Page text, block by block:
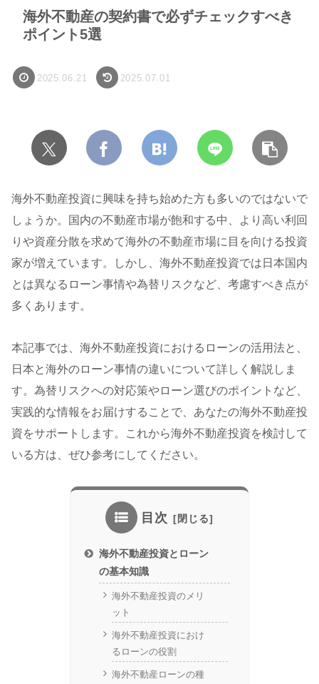
海外不動産の契約書で必ずチェックすべき
ポイント5選
2025.06.21 2025.07.01
海外不動産投資に興味を持ち始めた方も多いのではないで
しょうか。国内の不動産市場が飽和する中、より高い利回
りや資産分散を求めて海外の不動産市場に目を向ける投資
家が増えています。しかし、海外不動産投資では日本国内
とは異なるローン事情や為替リスクなど、考慮すべき点が
多くあります。
本記事では、海外不動産投資におけるローンの活用法と、
日本と海外のローン事情の違いについて詳しく解説しま
す。為替リスクへの対応策やローン選びのポイントなど、
実践的な情報をお届けすることで、あなたの海外不動産投
資をサポートします。これから海外不動産投資を検討して
いる方は、ぜひ参考にしてください。
目次
海外不動産投資とローン
の基本知識
海外不動産投資のメリ
ット
海外不動産投資におけ
るローンの役割
海外不動産ローンの種